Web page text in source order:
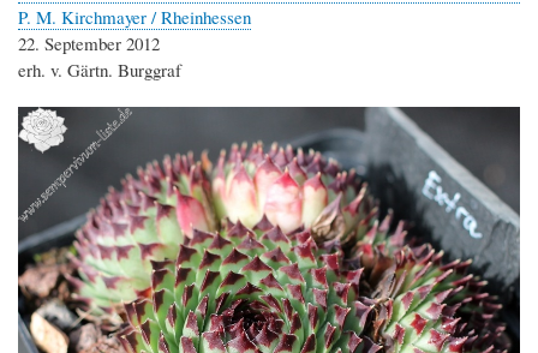
P. M. Kirchmayer / Rheinhessen
22. September 2012
erh. v. Gärtn. Burggraf